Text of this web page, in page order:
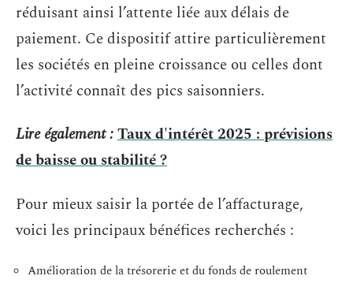
réduisant ainsi l’attente liée aux délais de
paiement. Ce dispositif attire particulièrement
les sociétés en pleine croissance ou celles dont
l’activité connaît des pics saisonniers.
Lire également :Taux d'intérêt 2025 : prévisions
de baisse ou stabilité ?
Pour mieux saisir la portée de l’affacturage,
voici les principaux bénéfices recherchés :
Amélioration de la trésorerie et du fonds de roulement